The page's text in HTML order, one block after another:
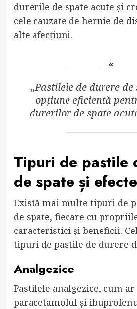
durerile de spate acute și
cele cauzate de hernie de
alte afecțiuni.
„Pastilele de durere de
opțiune eficientă
durerilor de spate
Tipuri de pastile
de spate și
Există mai multe tipuri de
de spate, fiecare cu
caracteristici și beneficii.
tipuri de pastile de durere
Analgezice
Pastilele analgezice, cum ar
paracetamolul și